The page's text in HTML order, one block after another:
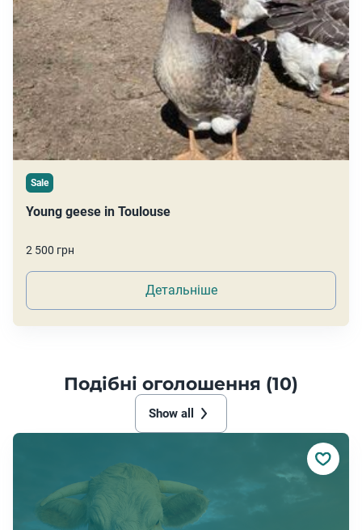
Sale
Young geese in Toulouse
2 500 грн
Детальніше
Подібні оголошення (10)
Show all